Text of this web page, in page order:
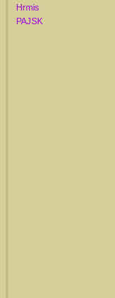
Hrmis
PAJSK